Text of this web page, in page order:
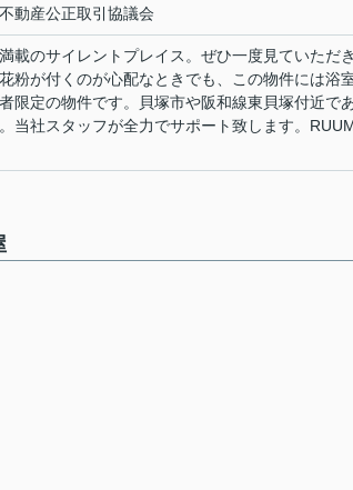
動産公正取引協議会
載のサイレントプレイス。ぜひ一度見ていただ
粉が付くのが心配なときでも、この物件には浴
限定の物件です。貝塚市や阪和線東貝塚付近で
当社スタッフが全力でサポート致します。